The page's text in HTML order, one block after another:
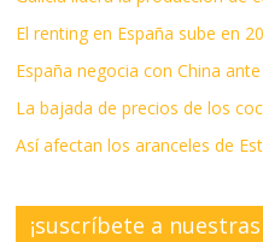
El renting en España sube en
España negocia con China
La bajada de precios de los
Así afectan los aranceles de
¡suscríbete a